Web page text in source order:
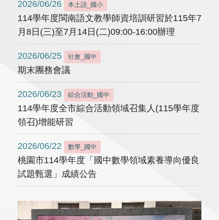
2026/06/26 本土語_國小
114學年度閩南語文教學師資培訓研習於115年7
月8日(三)至7月14日(二)09:00-16:00辦理
2026/06/25 社會_國中
期末團務會議
2026/06/23 綜合活動_國中
114學年度全市綜合活動領域召集人(115學年度
領召)增能研習
2026/06/22 數學_國中
桃園市114學年度「國中數學領域素養導向優良
試題甄選」成績公告